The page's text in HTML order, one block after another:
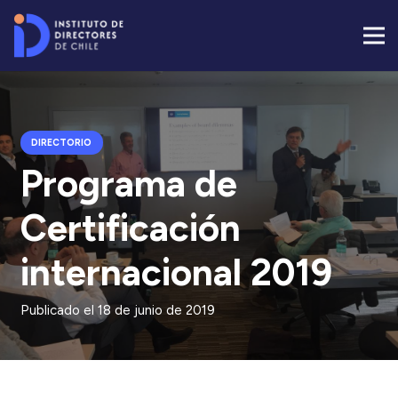
DIRECTORIO
Programa de
Certificación
internacional 2019
Publicado el18 de junio de 2019